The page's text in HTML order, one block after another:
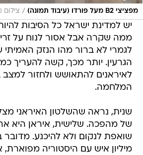
מפציצי B2 מעל פורדו (עיבוד תמונה) / צילום
יש למדינת ישראל כל הסיבות
ממה שקרה אבל אסור לנוח על
לגמרי לא ברור מהו הנזק האמיתי
הגרעין. יותר מכך, קשה להעריך
לאיראנים להתאושש ולחזור למצב
המלחמה.
שנית, נראה שהשלטון האיראני
של מהפכה. שלישית, איראן היא
מיליון איש עם היסטוריה